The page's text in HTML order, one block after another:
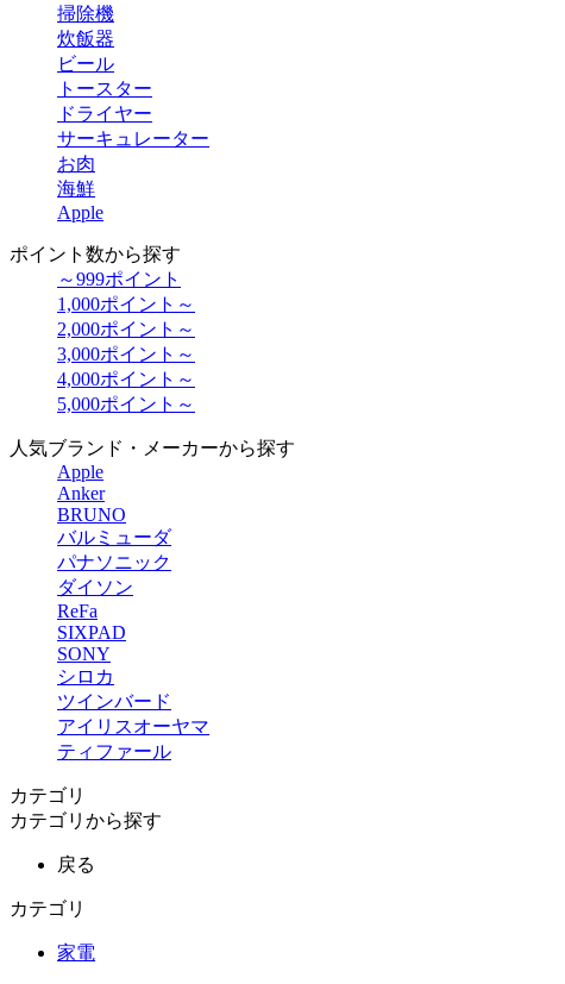
掃除機
炊飯器
ビール
トースター
ドライヤー
サーキュレーター
お肉
海鮮
Apple
ポイント数から探す
～999ポイント
1,000ポイント～
2,000ポイント～
3,000ポイント～
4,000ポイント～
5,000ポイント～
人気ブランド・メーカーから探す
Apple
Anker
BRUNO
バルミューダ
パナソニック
ダイソン
ReFa
SIXPAD
SONY
シロカ
ツインバード
アイリスオーヤマ
ティファール
カテゴリ
カテゴリから探す
戻る
カテゴリ
家電